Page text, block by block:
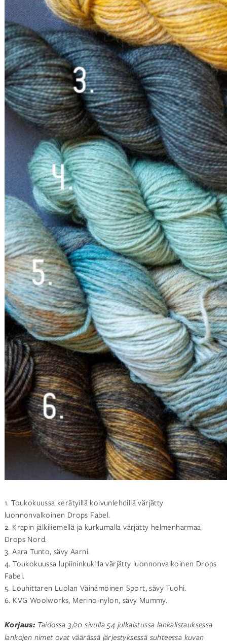
1. Toukokuussa kerätyillä koivunlehdillä värjätty
luonnonvalkoinen Drops Fabel.
2. Krapin jälkiliemellä ja kurkumalla värjätty helmenharmaa
Drops Nord.
3. Aara Tunto, sävy Aarni.
4. Toukokuussa lupiininkukilla värjätty luonnonvalkoinen Drops
Fabel.
5. Louhittaren Luolan Väinämöinen Sport, sävy Tuohi.
6. KVG Woolworks, Merino-nylon, sävy Mummy.
Korjaus: Taidossa 3/20 sivulla 54 julkaistussa lankalistauksessa
lankojen nimet ovat väärässä järjestyksessä suhteessa kuvan